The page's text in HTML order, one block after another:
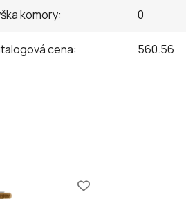
komory: 0
cena:
560.56